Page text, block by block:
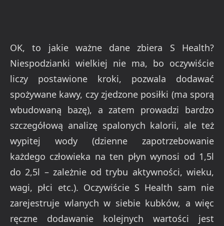
OK, to jakie ważne dane zbiera S Health?
Niespodzianki wielkiej nie ma, bo oczywiście
liczy postawione kroki, pozwala dodawać
spożywane kawy, czy zjedzone posiłki (ma sporą
wbudowaną bazę), a zatem prowadzi bardzo
szczegółową analizę spalonych kalorii, ale też
wypitej wody (dzienne zapotrzebowanie
każdego człowieka na ten płyn wynosi od 1,5l
do 2,5l – zależnie od trybu aktywności, wieku,
wagi, płci etc.). Oczywiście S Health sam nie
zarejestruje wlanych w siebie kubków, a więc
ręczne dodawanie kolejnych wartości jest